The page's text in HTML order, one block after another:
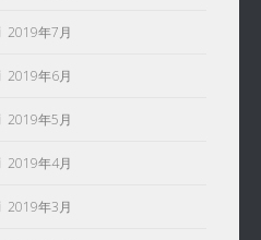
2019年7月
2019年6月
2019年5月
2019年4月
2019年3月